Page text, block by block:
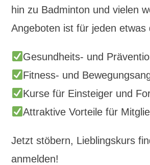
hin zu Badminton und vielen
Angeboten ist für jeden etwas
Gesundheits- und
Fitness- und
Kurse für Einsteiger und
Attraktive Vorteile für
Jetzt stöbern, Lieblingskurs
anmelden!